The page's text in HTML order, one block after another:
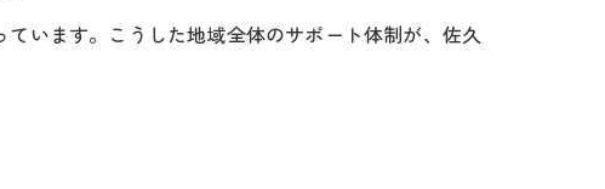
います。こうした地域全体のサポート体制が、佐久